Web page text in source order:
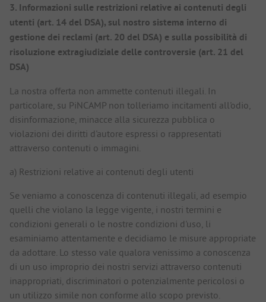
3. Informazioni sulle restrizioni relative ai contenuti degli
utenti (art. 14 del DSA), sul nostro sistema interno di
gestione dei reclami (art. 20 del DSA) e sulla possibilità di
risoluzione extragiudiziale delle controversie (art. 21 del
DSA)
La nostra offerta non ammette contenuti illegali. In
particolare, su PiNCAMP non tolleriamo incitamenti all'odio,
disinformazione, minacce alla sicurezza pubblica o
violazioni dei diritti d'autore espressi o rappresentati
attraverso contenuti o immagini.
a) Restrizioni relative ai contenuti degli utenti
Se veniamo a conoscenza di contenuti illegali, ad esempio
quelli che violano la legge vigente, i nostri termini e
condizioni generali o le nostre condizioni d'uso, li
esaminiamo attentamente e decidiamo le misure appropriate
da adottare. Lo stesso vale qualora venissimo a conoscenza
di un uso improprio dei nostri servizi attraverso contenuti
inappropriati, discriminatori o potenzialmente pericolosi o
un utilizzo simile non conforme allo scopo previsto.